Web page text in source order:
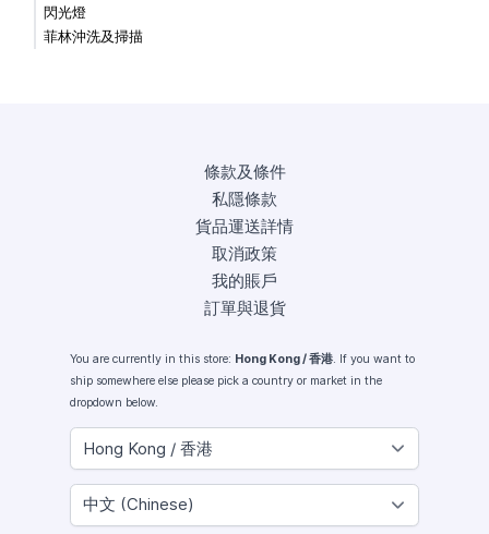
閃光燈
菲林沖洗及掃描
條款及條件
私隱條款
貨品運送詳情
取消政策
我的賬戶
訂單與退貨
You are currently in this store: Hong Kong / 香港. If you want to
ship somewhere else please pick a country or market in the
dropdown below.